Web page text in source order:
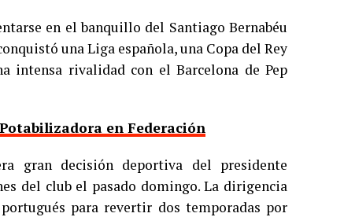
en el banquillo del Santiago Bernabéu
una Liga española, una Copa del Rey
intensa rivalidad con el Barcelona de Pep
en Federación
gran decisión deportiva del presidente
del club el pasado domingo. La dirigencia
para revertir dos temporadas por